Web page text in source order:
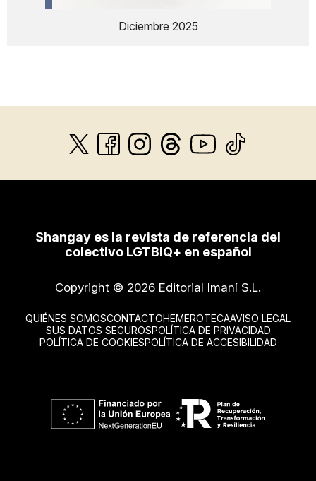
Diciembre 2025
Shangay es la revista de referencia del
colectivo LGTBIQ+ en español
Copyright © 2026 Editorial Imaní S.L.
QUIÉNES SOMOSCONTACTOHEMEROTECAAVISO LEGAL
SUS DATOS SEGUROSPOLÍTICA DE PRIVACIDAD
POLÍTICA DE COOKIESPOLÍTICA DE ACCESIBILIDAD